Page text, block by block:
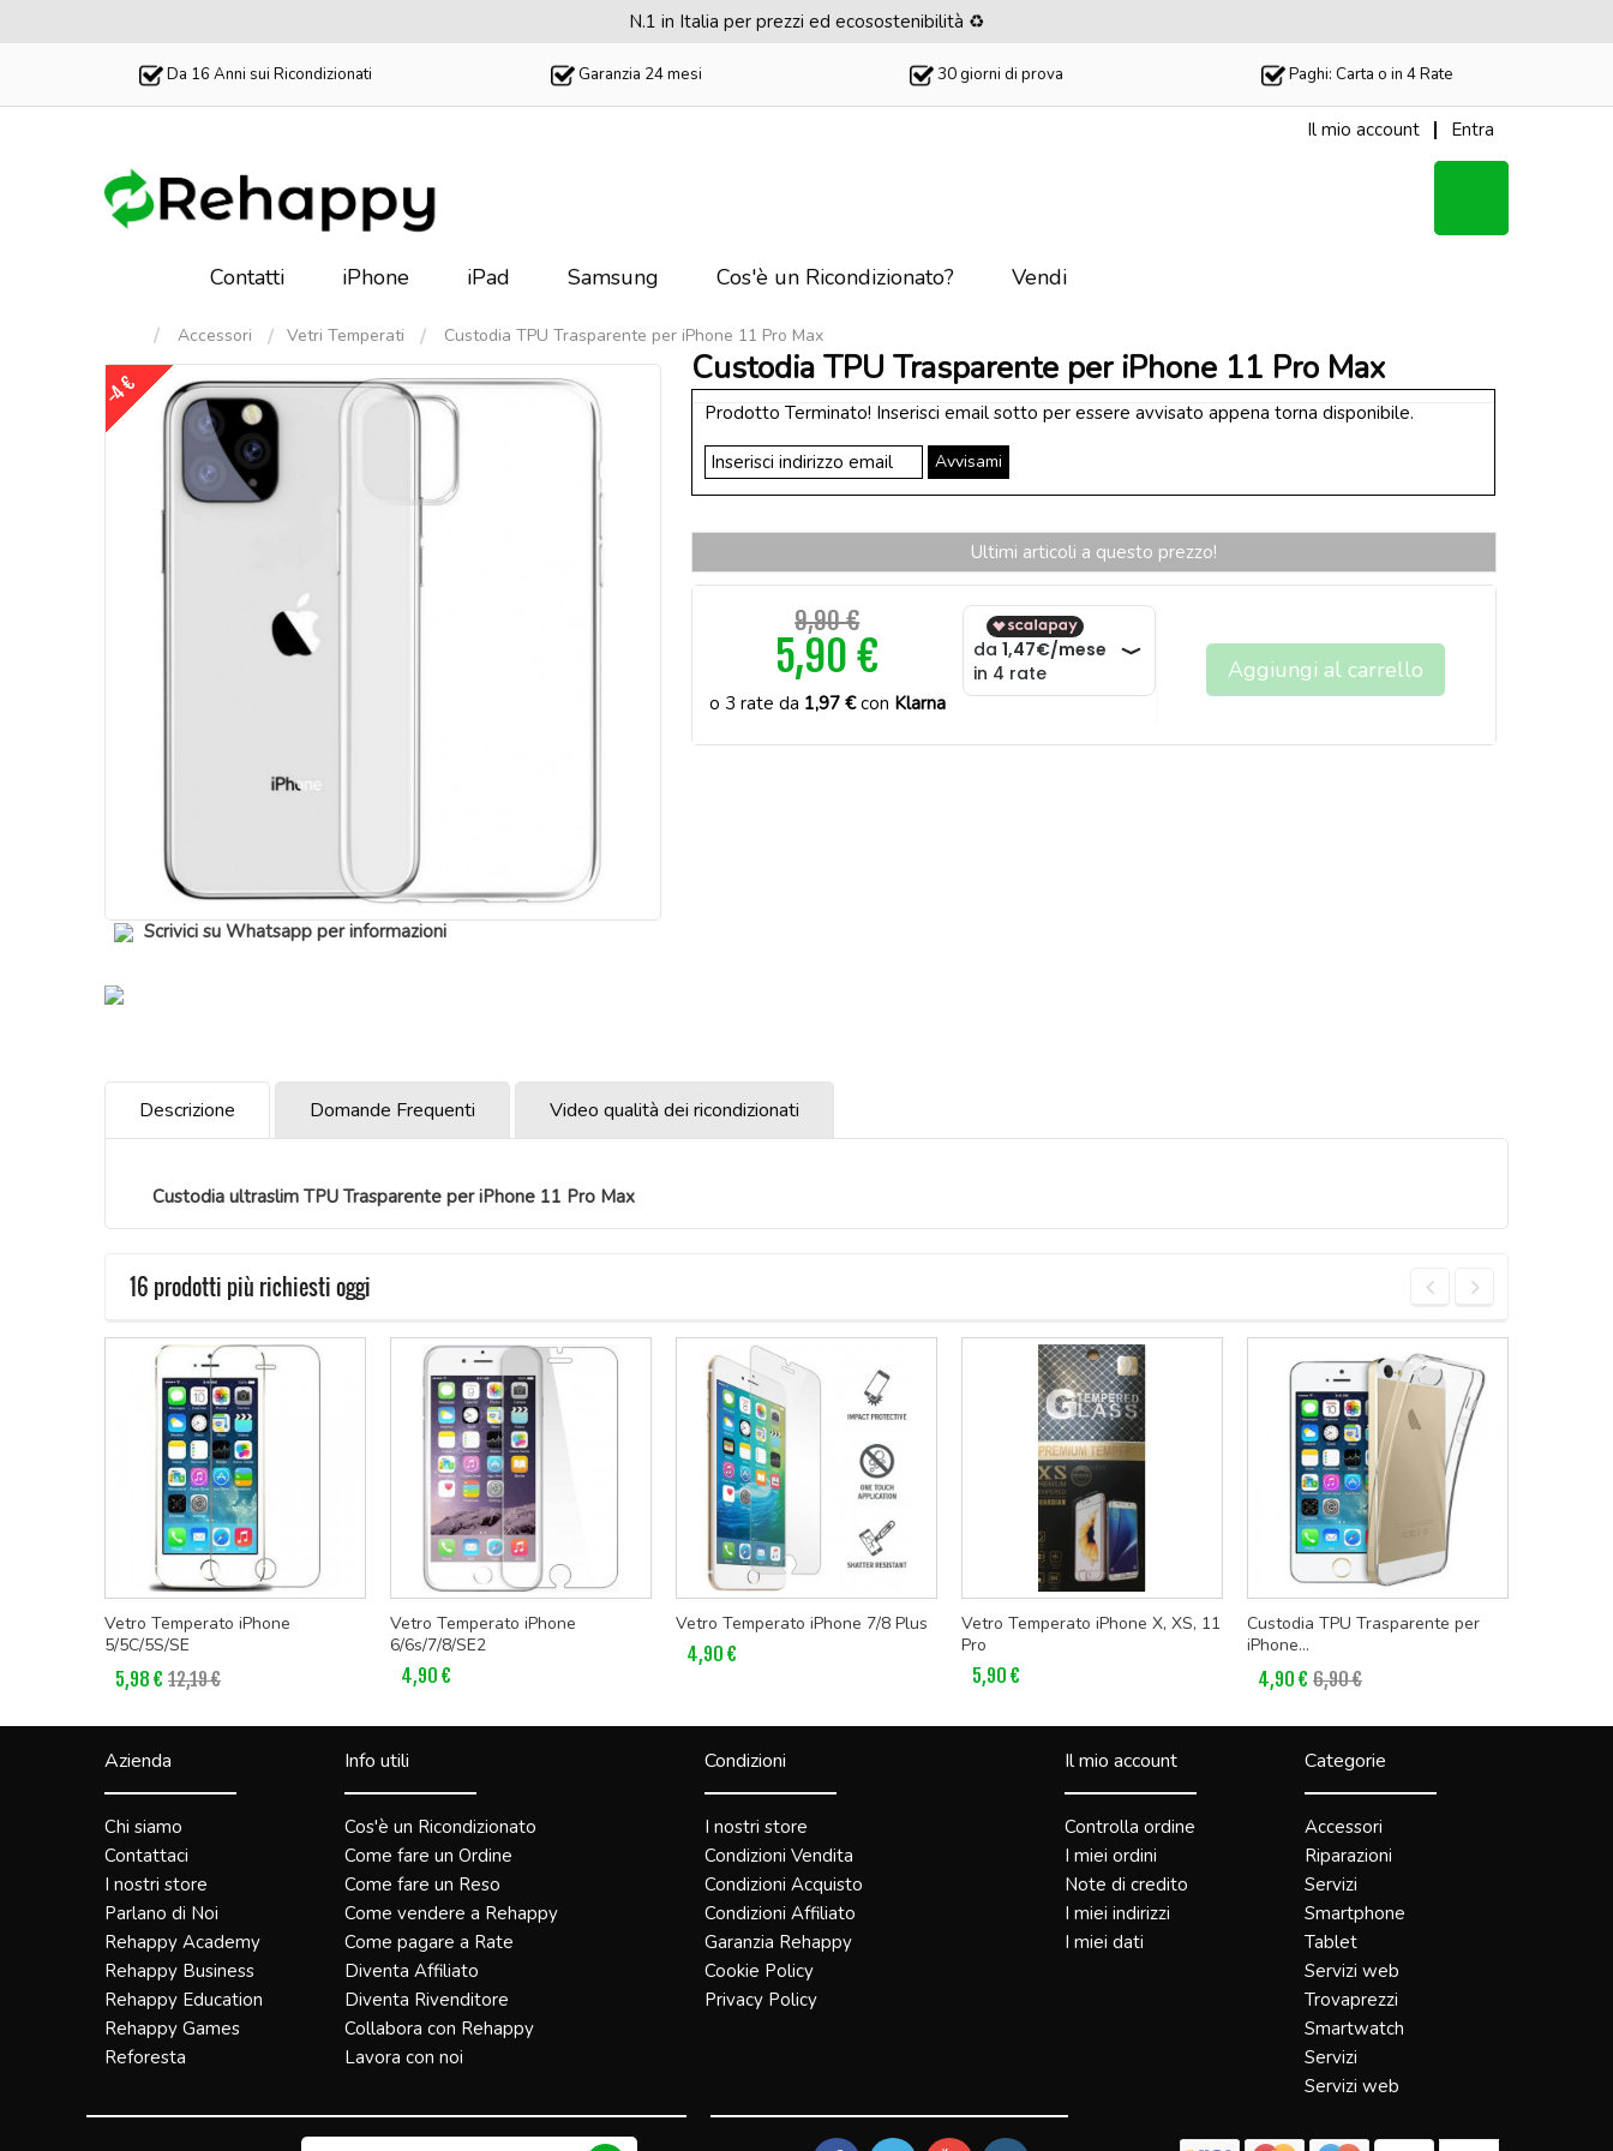
N.1 in Italia per prezzi ed ecosostenibilità ♻️
Da 16 Anni sui Ricondizionati Garanzia 24 mesi 30 giorni di prova Paghi: Carta o in 4 Rate
Il mio account Entra
Contatti iPhone iPad Samsung Cos'è un Ricondizionato? Vendi
Accessori Vetri Temperati Custodia TPU Trasparente per iPhone 11 Pro Max
-4 €
Scrivici su Whatsapp per informazioni
Custodia TPU Trasparente per iPhone 11 Pro Max
Prodotto Terminato! Inserisci email sotto per essere avvisato appena torna disponibile.
Avvisami
Ultimi articoli a questo prezzo!
9,90 €
5,90 €
o 3 rate da 1,97 €con Klarna
Aggiungi al carrello
Descrizione Domande Frequenti Video qualità dei ricondizionati
Custodia ultraslim TPU Trasparente per iPhone 11 Pro Max
16 prodotti più richiesti oggi
Vetro Temperato iPhone
5/5C/5S/SE
5,98 € 12,19 €
Vetro Temperato iPhone
6/6s/7/8/SE2
4,90 €
Vetro Temperato iPhone 7/8 Plus
4,90 €
Vetro Temperato iPhone X, XS, 11
Pro
5,90 €
Custodia TPU Trasparente per
iPhone...
4,90 € 6,90 €
Azienda
Chi siamo
Contattaci
I nostri store
Parlano di Noi
Rehappy Academy
Rehappy Business
Rehappy Education
Rehappy Games
Reforesta
Info utili
Cos'è un Ricondizionato
Come fare un Ordine
Come fare un Reso
Come vendere a Rehappy
Come pagare a Rate
Diventa Affiliato
Diventa Rivenditore
Collabora con Rehappy
Lavora con noi
Condizioni
I nostri store
Condizioni Vendita
Condizioni Acquisto
Condizioni Affiliato
Garanzia Rehappy
Cookie Policy
Privacy Policy
Il mio account
Controlla ordine
I miei ordini
Note di credito
I miei indirizzi
I miei dati
Categorie
Accessori
Riparazioni
Servizi
Smartphone
Tablet
Servizi web
Trovaprezzi
Smartwatch
Servizi
Servizi web